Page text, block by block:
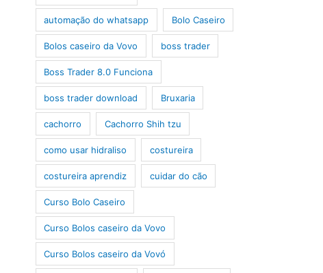
automação do whatsapp Bolo Caseiro
Bolos caseiro da Vovo boss trader
Boss Trader 8.0 Funciona
boss trader download Bruxaria
cachorro Cachorro Shih tzu
como usar hidraliso costureira
costureira aprendiz cuidar do cão
Curso Bolo Caseiro
Curso Bolos caseiro da Vovo
Curso Bolos caseiro da Vovó